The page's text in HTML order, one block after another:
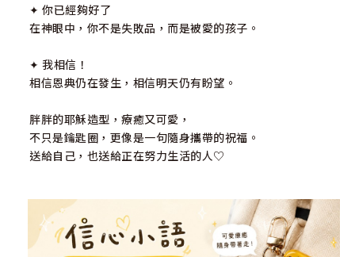
✦ 你已經夠好了
在神眼中，你不是失敗品，而是被愛的孩子。
✦ 我相信！
相信恩典仍在發生，相信明天仍有盼望。
胖胖的耶穌造型，療癒又可愛，
不只是鑰匙圈，更像是一句隨身攜帶的祝福。
送給自己，也送給正在努力生活的人♡